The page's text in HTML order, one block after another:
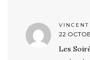
VINCENT
22
Les